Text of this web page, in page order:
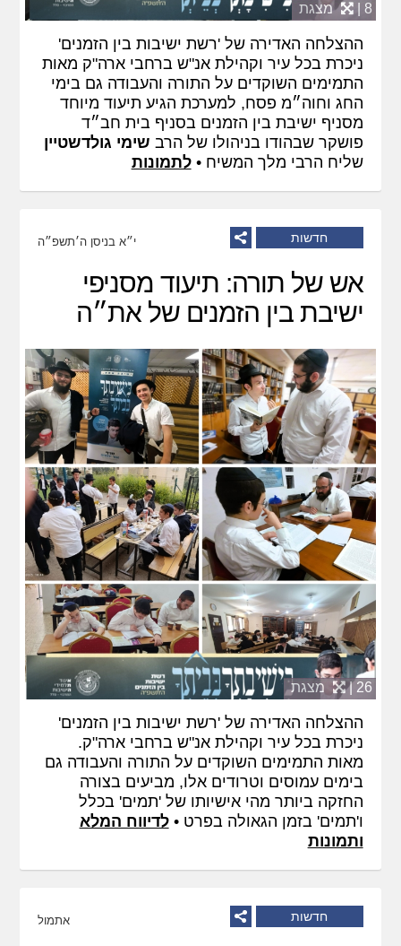
8 | מצגת
ההצלחה האדירה של 'רשת ישיבות בין הזמנים'
ניכרת בכל עיר וקהילת אנ"ש ברחבי ארה"ק מאות
התמימים השוקדים על התורה והעבודה גם בימי
החג וחוה״מ פסח, למערכת הגיע תיעוד מיוחד
מסניף ישיבת בין הזמנים בסניף בית חב״ד
פושקר שבהודו בניהולו של הרב שימי גולדשטיין
שליח הרבי מלך המשיח •לתמונות
חדשות י״א בניסן ה׳תשפ״ה
אש של תורה: תיעוד מסניפי
ישיבת בין הזמנים של את״ה
26 | מצגת
ההצלחה האדירה של 'רשת ישיבות בין הזמנים'
ניכרת בכל עיר וקהילת אנ"ש ברחבי ארה"ק.
מאות התמימים השוקדים על התורה והעבודה גם
בימים עמוסים וטרודים אלו, מביעים בצורה
החזקה ביותר מהי אישיותו של 'תמים' בכלל
ו'תמים' בזמן הגאולה בפרט •לדיווח המלא
ותמונות
חדשות אתמול